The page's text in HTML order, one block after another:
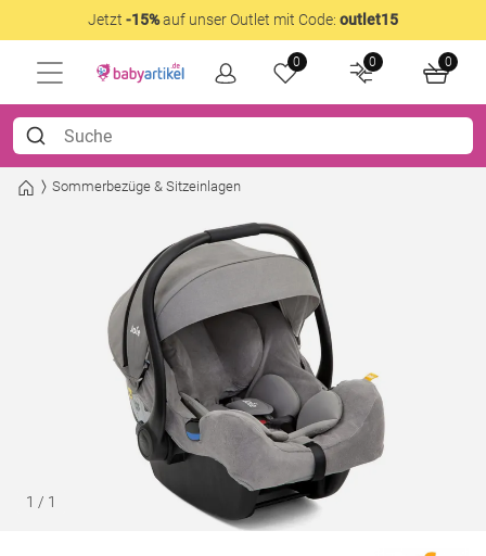
Jetzt -15%auf unser Outlet mit Code: outlet15
0 0 0
Sommerbezüge & Sitzeinlagen
1 / 1